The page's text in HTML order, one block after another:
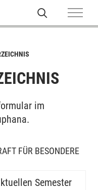
im
FÜR BESONDERE
Semester